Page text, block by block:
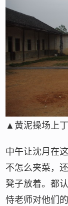
▲黄泥操场上
中午让沈月在
不怎么夹菜，
凳子放着。都
恃老师对他们